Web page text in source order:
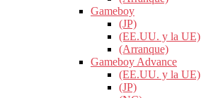
Gameboy
(JP)
(EE.UU. y la UE)
(Arranque)
Gameboy Advance
(EE.UU. y la UE)
(JP)